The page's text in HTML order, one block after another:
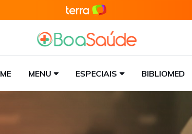
MENU ESPECIAIS BIBLIOMED